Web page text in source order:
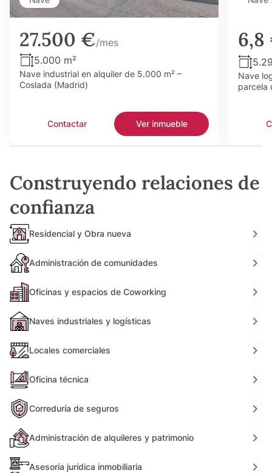
27.500 €/mes
5.000 m²
Nave industrial en alquiler de 5.000 m² –
Coslada (Madrid)
Contactar Ver inmueble
Nave
parcela
Construyendo relaciones de
confianza
Residencial y Obra nueva
Administración de comunidades
Oficinas y espacios de Coworking
Naves industriales y logísticas
Locales comerciales
Oficina técnica
Correduría de seguros
Administración de alquileres y patrimonio
Asesoría jurídica inmobiliaria